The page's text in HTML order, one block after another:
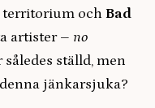
territorium och Bad
artister – no
således ställd, men
jänkarsjuka?